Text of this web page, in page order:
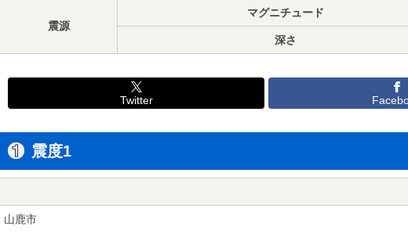
震源
マグニチュード
深さ
Twitter
震度1
山鹿市